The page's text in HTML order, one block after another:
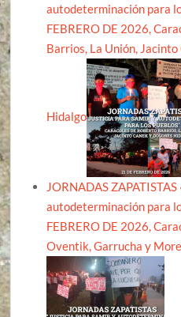
autodeterminación para
FEBRERO DE 2026,
Barrios, La Unión,
Hidalgo
JORNADAS
autodeterminación para
FEBRERO DE 2026,
Oventik, Garrucha y